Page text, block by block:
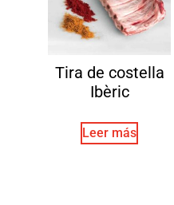
Tira de costella
Ibèric
Leer más